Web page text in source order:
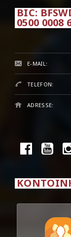
BIC:
0500 0008
E-MAIL:
TELEFON:
ADRESSE: